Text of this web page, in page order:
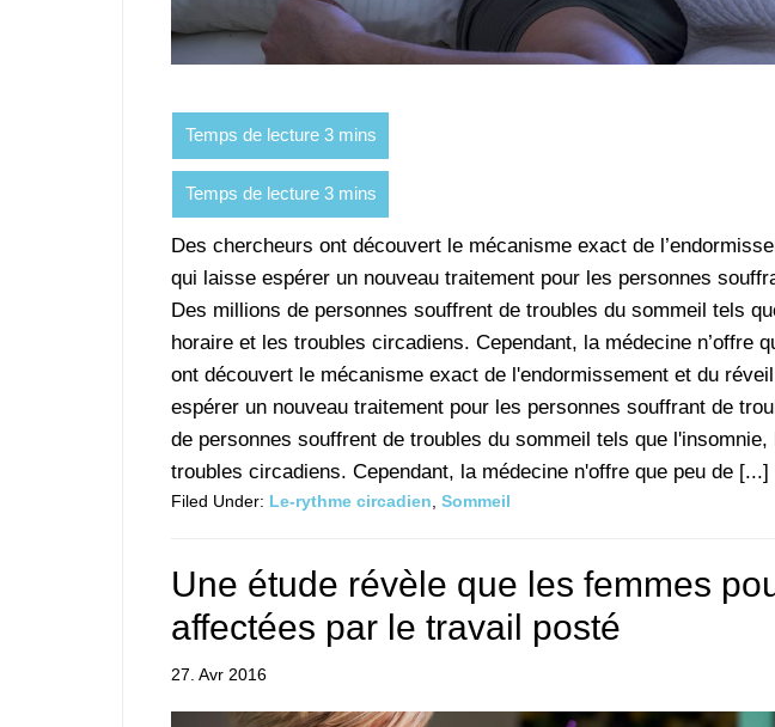
Des chercheurs ont découvert le mécanisme exact de
qui laisse espérer un nouveau traitement pour les personnes
Des millions de personnes souffrent de troubles du sommeil tels
horaire et les troubles circadiens. Cependant, la médecine n’offre
ont découvert le mécanisme exact de l'endormissement et du
espérer un nouveau traitement pour les personnes souffrant de
de personnes souffrent de troubles du sommeil tels que
troubles circadiens. Cependant, la médecine n'offre que peu de [...]
Filed Under: Le-rythme circadien Sommeil
Une étude révèle que les femmes
affectées par le travail posté
27. Avr 2016